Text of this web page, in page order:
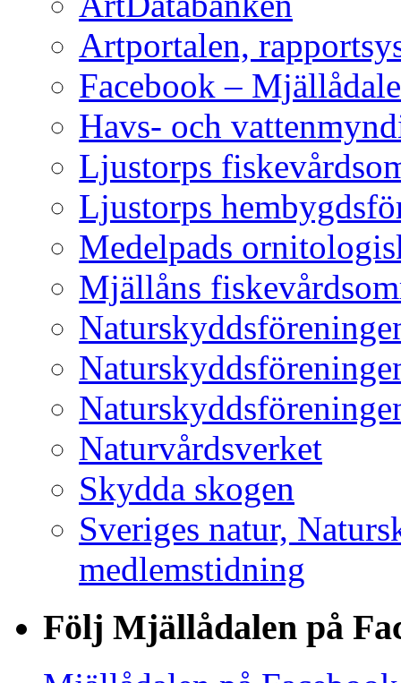
Artportalen,
Facebook –
Havs- och
Ljustorps
Ljustorps
Medelpads
Mjällåns
Naturvårdsverket
Skydda skogen
Sveriges natur,
medlemstidning
Följ Mjällådalen på